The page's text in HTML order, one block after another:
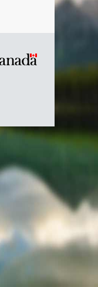
Symbole
du